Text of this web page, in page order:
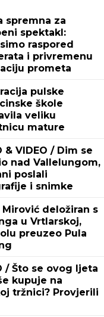
spremna za
spektakl:
raspored
i privremenu
prometa
pulske
škole
veliku
mature
& VIDEO / Dim se
nad Vallelungom,
poslali
i snimke
Mirović deložiran s
u Vrtlarskoj,
preuzeo Pula
/ Što se ovog ljeta
kupuje na
tržnici? Provjerili